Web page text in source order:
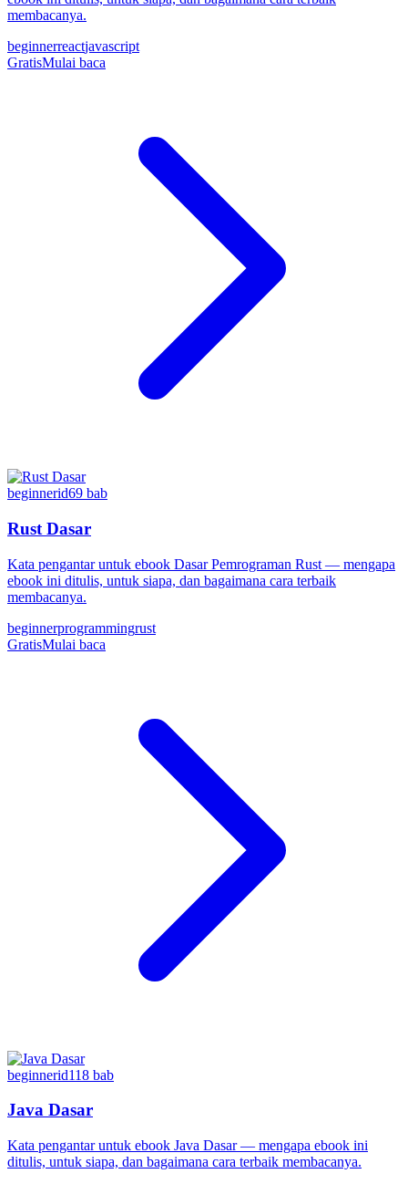
membacanya.
beginnerreactjavascript
GratisMulai baca
beginnerid69 bab
Rust Dasar
Kata pengantar untuk ebook Dasar Pemrograman Rust — mengapa
ebook ini ditulis, untuk siapa, dan bagaimana cara terbaik
membacanya.
beginnerprogrammingrust
GratisMulai baca
beginnerid118 bab
Java Dasar
Kata pengantar untuk ebook Java Dasar — mengapa ebook ini
ditulis, untuk siapa, dan bagaimana cara terbaik membacanya.